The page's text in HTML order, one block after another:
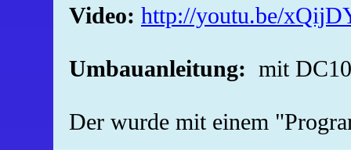
Video: http://youtu.be/
Umbauanleitung: mit
Der wurde mit einem